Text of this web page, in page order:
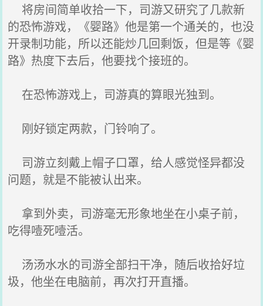
将房间简单收拾一下，司游又研究了几款新
的恐怖游戏，《婴路》他是第一个通关的，也没
开录制功能，所以还能炒几回剩饭，但是等《婴
路》热度下去后，他要找个接班的。
在恐怖游戏上，司游真的算眼光独到。
刚好锁定两款，门铃响了。
司游立刻戴上帽子口罩，给人感觉怪异都没
问题，就是不能被认出来。
拿到外卖，司游毫无形象地坐在小桌子前，
吃得噎死噎活。
汤汤水水的司游全部扫干净，随后收拾好垃
圾，他坐在电脑前，再次打开直播。